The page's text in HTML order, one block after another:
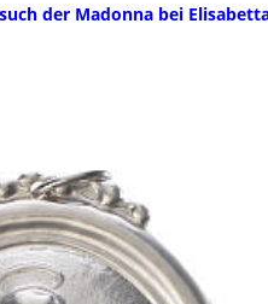
der Madonna bei